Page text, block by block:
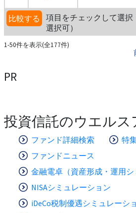
比較する
項目をチェックして選択
選択可）
1-50件を表示(全177件)
PR
投資信託のウエル
ファンド詳細検索
特
ファンドニュース
金融電卓（資産形成・運用シ
NISAシミュレーション
iDeCo税制優遇シミュレーシ